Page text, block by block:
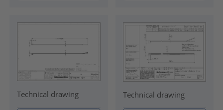
Technical drawing Technical drawing